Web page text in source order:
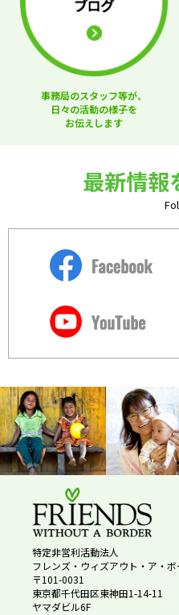
事務局のスタッフ等が、
日々の活動の様子を
お伝えします
最新情報
特定非営利活動法人
フレンズ・ウィズアウト・ア・ボ
〒101-0031
東京都千代田区東神田1-14-11
ヤマダビル6F